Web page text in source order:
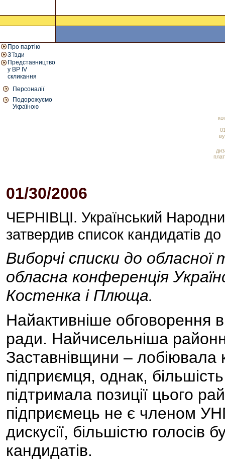
Про партію
З`їзди
Представництво
у ВР IV
скликання
Персоналії
Подорожуємо
Україною
01/30/2006
ЧЕРНІВЦІ. Український
затвердив список кандидатів
Виборчі списки до
обласна конференція
Костенка і Плюща.
Найактивніше обговорення
ради. Найчисельніша
Заставнівщини – лобіювала
підприємця, однак,
підтримала позиції цього
підприємець не є членом
дискусії, більшістю голосів
кандидатів.